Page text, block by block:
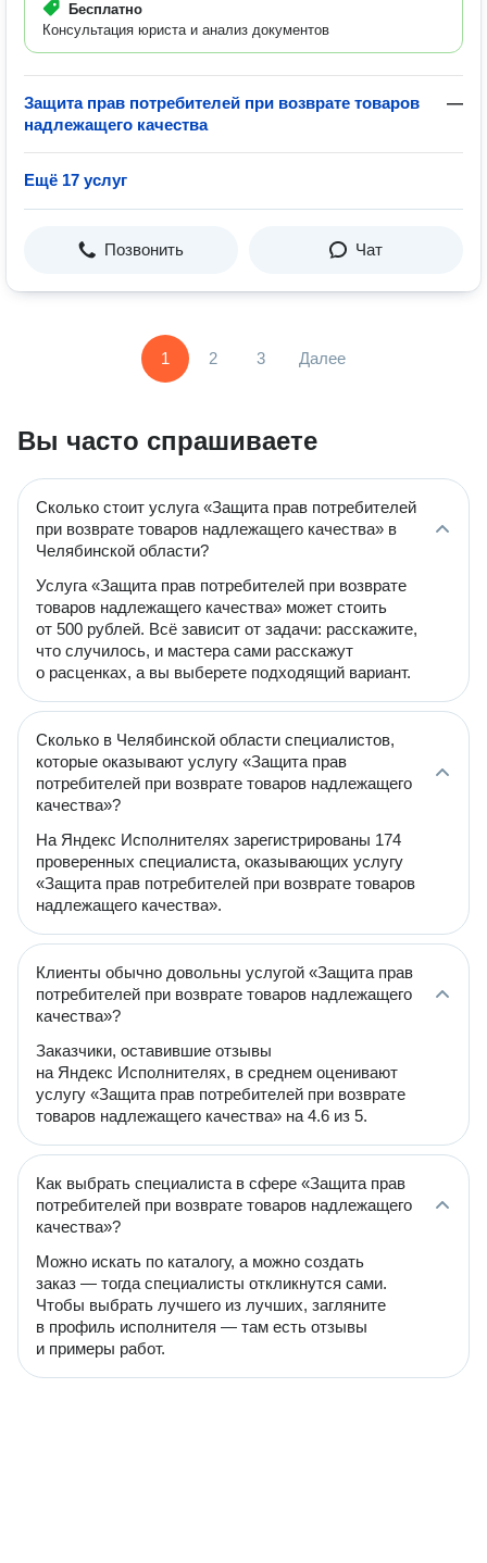
Бесплатно
Консультация юриста и анализ документов
Защита прав потребителей при возврате товаров
надлежащего качества
—
Ещё 17 услуг
Позвонить Чат
1 2 3 Далее
Вы часто спрашиваете
Сколько стоит услуга «Защита прав потребителей
при возврате товаров надлежащего качества» в
Челябинской области?
Услуга «Защита прав потребителей при возврате
товаров надлежащего качества» может стоить
от 500 рублей. Всё зависит от задачи: расскажите,
что случилось, и мастера сами расскажут
о расценках, а вы выберете подходящий вариант.
Сколько в Челябинской области специалистов,
которые оказывают услугу «Защита прав
потребителей при возврате товаров надлежащего
качества»?
На Яндекс Исполнителях зарегистрированы 174
проверенных специалиста, оказывающих услугу
«Защита прав потребителей при возврате товаров
надлежащего качества».
Клиенты обычно довольны услугой «Защита прав
потребителей при возврате товаров надлежащего
качества»?
Заказчики, оставившие отзывы
на Яндекс Исполнителях, в среднем оценивают
услугу «Защита прав потребителей при возврате
товаров надлежащего качества» на 4.6 из 5.
Как выбрать специалиста в сфере «Защита прав
потребителей при возврате товаров надлежащего
качества»?
Можно искать по каталогу, а можно создать
заказ — тогда специалисты откликнутся сами.
Чтобы выбрать лучшего из лучших, загляните
в профиль исполнителя — там есть отзывы
и примеры работ.